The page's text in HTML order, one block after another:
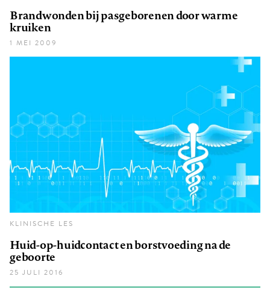
Brandwonden bij pasgeborenen door warme
kruiken
1 MEI 2009
KLINISCHE LES
Huid-op-huidcontact en borstvoeding na de
geboorte
25 JULI 2016